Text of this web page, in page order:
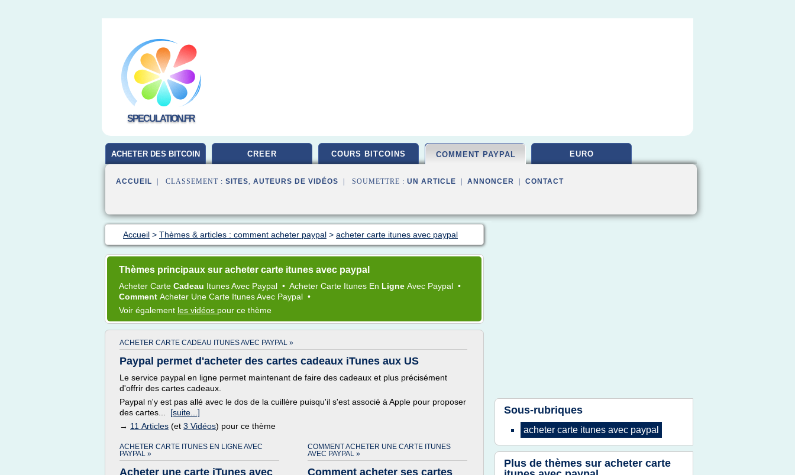
SPECULATION.FR
ACHETER DES BITCOIN CREER COURS BITCOINS COMMENT PAYPAL EURO
ACCUEIL | CLASSEMENT : SITES, AUTEURS DE VIDÉOS | SOUMETTRE : UN ARTICLE ANNONCER CONTACT
Accueil > Thèmes & articles : comment acheter paypal > acheter carte itunes avec paypal
Thèmes principaux sur acheter carte itunes avec paypal
Acheter Carte Cadeau ItunesAvec Paypal • Acheter Carte Itunes En Ligne Avec Paypal •
Comment Acheter Une Carte ItunesAvec Paypal •
Voir également les vidéos pour ce thème
ACHETER CARTE CADEAU ITUNES AVEC PAYPAL »
Paypal permet d'acheter des cartes cadeaux iTunes aux US
Le service paypal en ligne permet maintenant de faire des cadeaux et plus précisément
d'offrir des cartes cadeaux.
Paypal n'y est pas allé avec le dos de la cuillère puisqu'il s'est associé à Apple pour proposer
des cartes... [suite...]
→ 11 Articles (et 3 Vidéos) pour ce thème
ACHETER CARTE ITUNES EN LIGNE AVEC
PAYPAL »
Acheter une carte iTunes avec
COMMENT ACHETER UNE CARTE ITUNES
AVEC PAYPAL »
Comment acheter ses cartes
Sous-rubriques
acheter carte itunes avec paypal
Plus de thèmes sur acheter carte